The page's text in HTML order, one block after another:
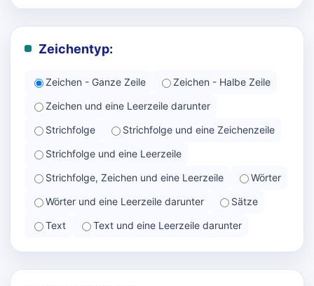
Zeichentyp:
Zeichen - Ganze Zeile
Zeichen - Halbe Zeile
Zeichen und eine Leerzeile darunter
Strichfolge
Strichfolge und eine Zeichenzeile
Strichfolge und eine Leerzeile
Strichfolge, Zeichen und eine Leerzeile
Wörter
Wörter und eine Leerzeile darunter
Sätze
Text
Text und eine Leerzeile darunter